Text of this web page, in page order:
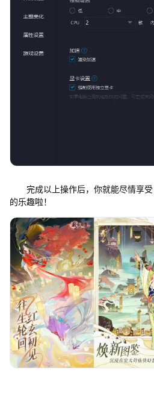
完成以上操作后，你就能尽情享受
的乐趣啦！